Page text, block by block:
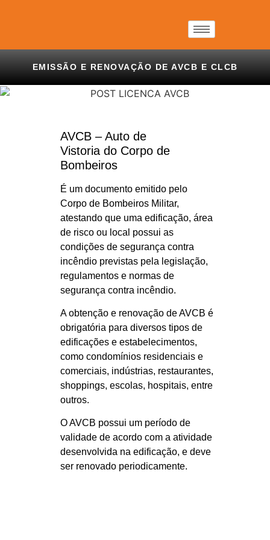
EMISSÃO E RENOVAÇÃO DE AVCB E CLCB
AVCB – Auto de
Vistoria do Corpo de
Bombeiros
É um documento emitido pelo
Corpo de Bombeiros Militar,
atestando que uma edificação, área
de risco ou local possui as
condições de segurança contra
incêndio previstas pela legislação,
regulamentos e normas de
segurança contra incêndio.
A obtenção e renovação de AVCB é
obrigatória para diversos tipos de
edificações e estabelecimentos,
como condomínios residenciais e
comerciais, indústrias, restaurantes,
shoppings, escolas, hospitais, entre
outros.
O AVCB possui um período de
validade de acordo com a atividade
desenvolvida na edificação, e deve
ser renovado periodicamente.